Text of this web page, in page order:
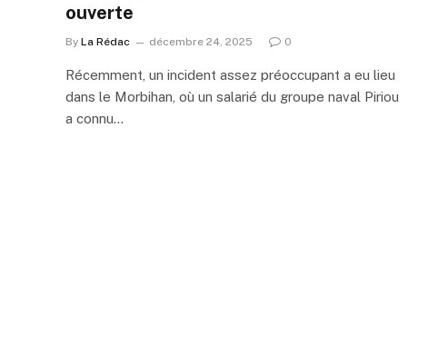
ouverte
By La Rédac décembre 24, 2025 0
Récemment, un incident assez préoccupant a eu lieu
dans le Morbihan, où un salarié du groupe naval Piriou
a connu…